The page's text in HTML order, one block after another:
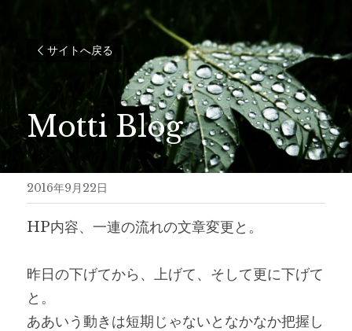
サイトへ戻る
Motti Blog
2016年9月22日
HP内容、一連の流れの文章変更と。
昨日の下げてから、上げて、そして更に下げて
と。
ああいう動きは短期じゃないとなかなか把握し